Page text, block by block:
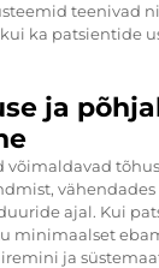
teenivad
ka patsientide
ja
võimaldavad
ajal. Kui
minimaalset
ja